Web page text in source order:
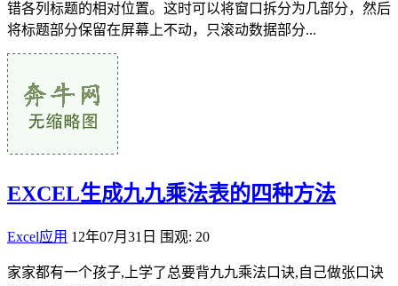
错各列标题的相对位置。这时可以将窗口拆分为几部分，然后
将标题部分保留在屏幕上不动，只滚动数据部分...
EXCEL生成九九乘法表的四种方法
Excel应用 12年07月31日 围观: 20
家家都有一个孩子,上学了总要背九九乘法口诀,自己做张口诀